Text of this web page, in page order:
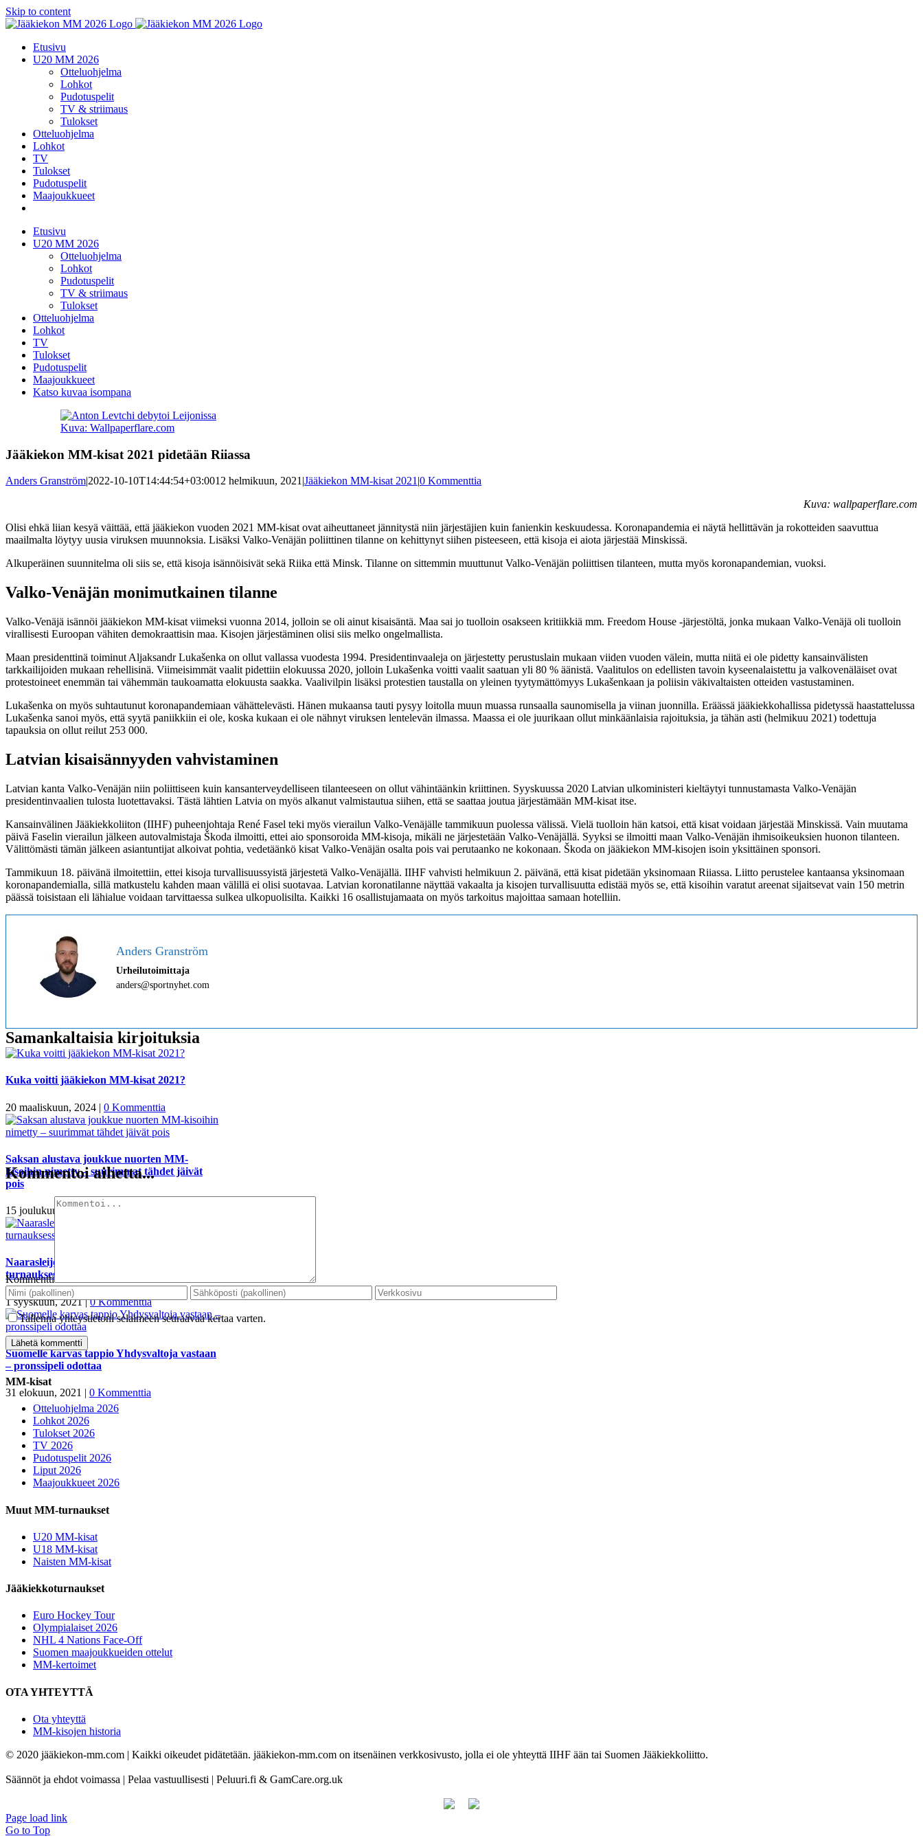
Skip to content
Etusivu
U20 MM 2026
Otteluohjelma
Lohkot
Pudotuspelit
TV & striimaus
Tulokset
Otteluohjelma
Lohkot
TV
Tulokset
Pudotuspelit
Maajoukkueet
Etusivu
U20 MM 2026
Otteluohjelma
Lohkot
Pudotuspelit
TV & striimaus
Tulokset
Otteluohjelma
Lohkot
TV
Tulokset
Pudotuspelit
Maajoukkueet
Katso kuvaa isompana
Kuva: Wallpaperflare.com
Jääkiekon MM-kisat 2021 pidetään Riiassa
Anders Granström|2022-10-10T14:44:54+03:0012 helmikuun, 2021|Jääkiekon MM-kisat 2021|0 Kommenttia
Kuva: wallpaperflare.com
Olisi ehkä liian kesyä väittää, että jääkiekon vuoden 2021 MM-kisat ovat aiheuttaneet jännitystä niin järjestäjien kuin fanienkin keskuudessa. Koronapandemia ei näytä hellittävän ja rokotteiden saavuttua
maailmalta löytyy uusia viruksen muunnoksia. Lisäksi Valko-Venäjän poliittinen tilanne on kehittynyt siihen pisteeseen, että kisoja ei aiota järjestää Minskissä.
Alkuperäinen suunnitelma oli siis se, että kisoja isännöisivät sekä Riika että Minsk. Tilanne on sittemmin muuttunut Valko-Venäjän poliittisen tilanteen, mutta myös koronapandemian, vuoksi.
Valko-Venäjän monimutkainen tilanne
Valko-Venäjä isännöi jääkiekon MM-kisat viimeksi vuonna 2014, jolloin se oli ainut kisaisäntä. Maa sai jo tuolloin osakseen kritiikkiä mm. Freedom House -järjestöltä, jonka mukaan Valko-Venäjä oli tuolloin
virallisesti Euroopan vähiten demokraattisin maa. Kisojen järjestäminen olisi siis melko ongelmallista.
Maan presidenttinä toiminut Aljaksandr Lukašenka on ollut vallassa vuodesta 1994. Presidentinvaaleja on järjestetty perustuslain mukaan viiden vuoden välein, mutta niitä ei ole pidetty kansainvälisten
tarkkailijoiden mukaan rehellisinä. Viimeisimmät vaalit pidettiin elokuussa 2020, jolloin Lukašenka voitti vaalit saatuan yli 80 % äänistä. Vaalitulos on edellisten tavoin kyseenalaistettu ja valkovenäläiset ovat
protestoineet enemmän tai vähemmän taukoamatta elokuusta saakka. Vaalivilpin lisäksi protestien taustalla on yleinen tyytymättömyys Lukašenkaan ja poliisin väkivaltaisten otteiden vastustaminen.
Lukašenka on myös suhtautunut koronapandemiaan vähättelevästi. Hänen mukaansa tauti pysyy loitolla muun muassa runsaalla saunomisella ja viinan juonnilla. Eräässä jääkiekkohallissa pidetyssä haastattelussa
Lukašenka sanoi myös, että syytä paniikkiin ei ole, koska kukaan ei ole nähnyt viruksen lentelevän ilmassa. Maassa ei ole juurikaan ollut minkäänlaisia rajoituksia, ja tähän asti (helmikuu 2021) todettuja
tapauksia on ollut reilut 253 000.
Latvian kisaisännyyden vahvistaminen
Latvian kanta Valko-Venäjän niin poliittiseen kuin kansanterveydelliseen tilanteeseen on ollut vähintäänkin kriittinen. Syyskuussa 2020 Latvian ulkoministeri kieltäytyi tunnustamasta Valko-Venäjän
presidentinvaalien tulosta luotettavaksi. Tästä lähtien Latvia on myös alkanut valmistautua siihen, että se saattaa joutua järjestämään MM-kisat itse.
Kansainvälinen Jääkiekkoliiton (IIHF) puheenjohtaja René Fasel teki myös vierailun Valko-Venäjälle tammikuun puolessa välissä. Vielä tuolloin hän katsoi, että kisat voidaan järjestää Minskissä. Vain muutama
päivä Faselin vierailun jälkeen autovalmistaja Škoda ilmoitti, ettei aio sponsoroida MM-kisoja, mikäli ne järjestetään Valko-Venäjällä. Syyksi se ilmoitti maan Valko-Venäjän ihmisoikeuksien huonon tilanteen.
Välittömästi tämän jälkeen asiantuntijat alkoivat pohtia, vedetäänkö kisat Valko-Venäjän osalta pois vai perutaanko ne kokonaan. Škoda on jääkiekon MM-kisojen isoin yksittäinen sponsori.
Tammikuun 18. päivänä ilmoitettiin, ettei kisoja turvallisuussyistä järjestetä Valko-Venäjällä. IIHF vahvisti helmikuun 2. päivänä, että kisat pidetään yksinomaan Riiassa. Liitto perustelee kantaansa yksinomaan
koronapandemialla, sillä matkustelu kahden maan välillä ei olisi suotavaa. Latvian koronatilanne näyttää vakaalta ja kisojen turvallisuutta edistää myös se, että kisoihin varatut areenat sijaitsevat vain 150 metrin
päässä toisistaan eli lähialue voidaan tarvittaessa sulkea ulkopuolisilta. Kaikki 16 osallistujamaata on myös tarkoitus majoittaa samaan hotelliin.
Anders Granström
Urheilutoimittaja
anders@sportnyhet.com
Samankaltaisia kirjoituksia
Kuka voitti jääkiekon MM-kisat 2021?
20 maaliskuun, 2024 | 0 Kommenttia
Saksan alustava joukkue nuorten MM-
kisoihin nimetty – suurimmat tähdet jäivät
pois
15 joulukuun, 2021 | 0 Kommenttia
Naarasleijonille pronssia! – Sveitsi kaatui
turnauksessa jo toistamiseen
1 syyskuun, 2021 | 0 Kommenttia
Suomelle karvas tappio Yhdysvaltoja vastaan
– pronssipeli odottaa
31 elokuun, 2021 | 0 Kommenttia
Kommentoi aihetta...
Kommentti
Tallenna yhteystietoni selaimeen seuraavaa kertaa varten.
MM-kisat
Otteluohjelma 2026
Lohkot 2026
Tulokset 2026
TV 2026
Pudotuspelit 2026
Liput 2026
Maajoukkueet 2026
Muut MM-turnaukset
U20 MM-kisat
U18 MM-kisat
Naisten MM-kisat
Jääkiekkoturnaukset
Euro Hockey Tour
Olympialaiset 2026
NHL 4 Nations Face-Off
Suomen maajoukkueiden ottelut
MM-kertoimet
OTA YHTEYTTÄ
Ota yhteyttä
MM-kisojen historia
© 2020 jääkiekon-mm.com | Kaikki oikeudet pidätetään. jääkiekon-mm.com on itsenäinen verkkosivusto, jolla ei ole yhteyttä IIHF ään tai Suomen Jääkiekkoliitto.
Säännöt ja ehdot voimassa | Pelaa vastuullisesti | Peluuri.fi & GamCare.org.uk
Page load link
Go to Top